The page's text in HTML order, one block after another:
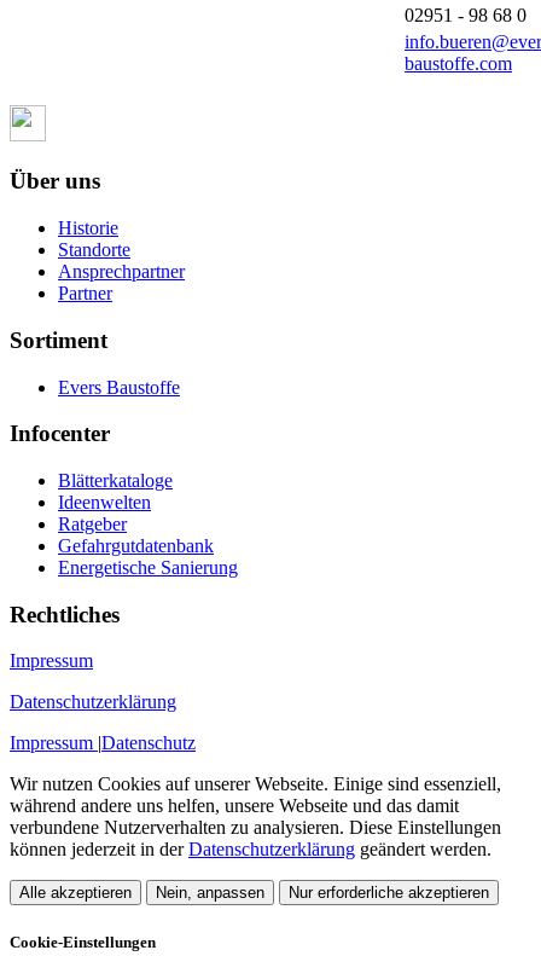
02951 - 98 68 0
baustoffe.com
Über uns
Historie
Standorte
Ansprechpartner
Partner
Sortiment
Evers Baustoffe
Infocenter
Blätterkataloge
Ideenwelten
Ratgeber
Gefahrgutdatenbank
Energetische Sanierung
Rechtliches
Impressum
Datenschutzerklärung
Impressum |Datenschutz
Wir nutzen Cookies auf unserer Webseite. Einige sind essenziell,
während andere uns helfen, unsere Webseite und das damit
verbundene Nutzerverhalten zu analysieren. Diese Einstellungen
können jederzeit in derDatenschutzerklärung geändert werden.
Alle akzeptieren Nein, anpassen Nur erforderliche akzeptieren
Cookie-Einstellungen